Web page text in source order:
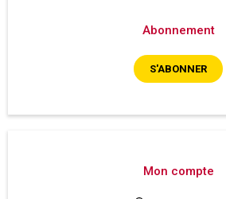
Abonnement
S'ABONNER
Mon compte